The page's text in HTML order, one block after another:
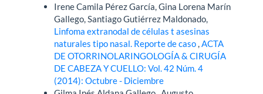
Irene Camila Pérez García, Gina Lorena Marín
Gallego, Santiago Gutiérrez Maldonado,
Linfoma extranodal de células t asesinas
naturales tipo nasal. Reporte de caso,ACTA
DE OTORRINOLARINGOLOGÍA & CIRUGÍA
DE CABEZA Y CUELLO: Vol. 42 Núm. 4
(2014): Octubre - Diciembre